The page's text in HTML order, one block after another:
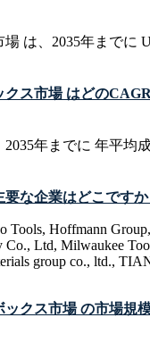
は、2035年までに
ス市場 はどの
年までに 年平均
要な企業はどこです
Tools, Hoffmann
Co., Ltd, Milwaukee
group co., ltd.,
クス市場 の市場規